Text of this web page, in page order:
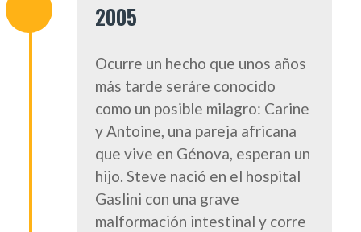
2005
Ocurre un hecho que unos años
más tarde seráre conocido
como un posible milagro: Carine
y Antoine, una pareja africana
que vive en Génova, esperan un
hijo. Steve nació en el hospital
Gaslini con una grave
malformación intestinal y corre